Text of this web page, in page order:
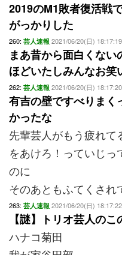
2019のM1敗者復活戦
がっかりした
260: 芸人速報 2021/06/20(日)
まあ昔から面白くな
ほどいたしみんなお笑
262: 芸人速報 2021/06/20(日)
有吉の壁ですべりまく
かったな
先輩芸人がもう疲れ
をあけろ！っていじ
のに
そのあともふてくされ
263: 芸人速報 2021/06/20(日)
【謎】トリオ芸人の
ハナコ菊田